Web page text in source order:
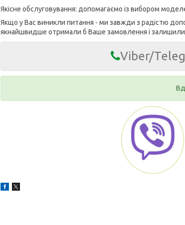
Якісне обслуговування: допомагаємо із вибором
Якщо у Вас виникли питання - ми завжди з радістю
якнайшвидше отримали б Ваше замовлення і
Viber/